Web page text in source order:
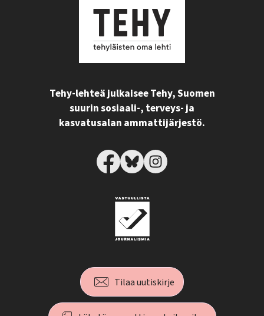
Tehy-lehteä julkaisee Tehy, Suomen
suurin sosiaali-, terveys- ja
kasvatusalan ammattijärjestö.
Tilaa uutiskirje